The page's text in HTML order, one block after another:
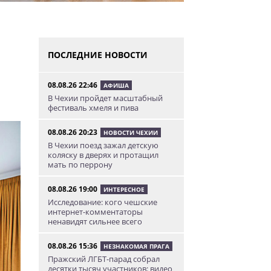
ПОСЛЕДНИЕ НОВОСТИ
08.08.26 22:46 АФИША
В Чехии пройдет масштабный
фестиваль хмеля и пива
08.08.26 20:23 НОВОСТИ ЧЕХИИ
В Чехии поезд зажал детскую
коляску в дверях и протащил
мать по перрону
08.08.26 19:00 ИНТЕРЕСНОЕ
Исследование: кого чешские
интернет-комментаторы
ненавидят сильнее всего
08.08.26 15:36 НЕЗНАКОМАЯ ПРАГА
Пражский ЛГБТ-парад собрал
десятки тысяч участников: видео